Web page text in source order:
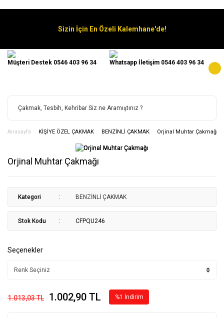
Sizin İçin En Özeli Kalemhane'de!
Müşteri Destek 0546 403 96 34 Whatsapp İletişim 0546 403 96 34
Anasayfa KİŞİYE ÖZEL ÇAKMAK BENZİNLİ ÇAKMAK Orjinal Muhtar Çakmağı
Orjinal Muhtar Çakmağı
Kategori BENZİNLİ ÇAKMAK
Stok Kodu CFPQU246
Seçenekler
1.013,03 TL 1.002,90 TL %1 İndirim